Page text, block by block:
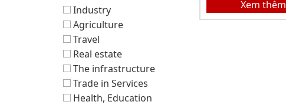
Xem thêm
Industry
Agriculture
Travel
Real estate
The infrastructure
Trade in Services
Health, Education